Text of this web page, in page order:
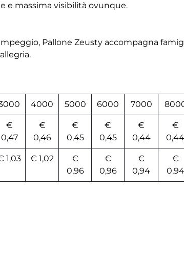
e massima visibilità ovunque.
Pallone Zeusty accompagna
4000 5000 6000 7000
€
0,47
€
0,46
€
0,45
€
0,45
€
0,44
€
0,44
1,03 € 1,02
€
0,96
€
0,96
€
0,94
€
0,94